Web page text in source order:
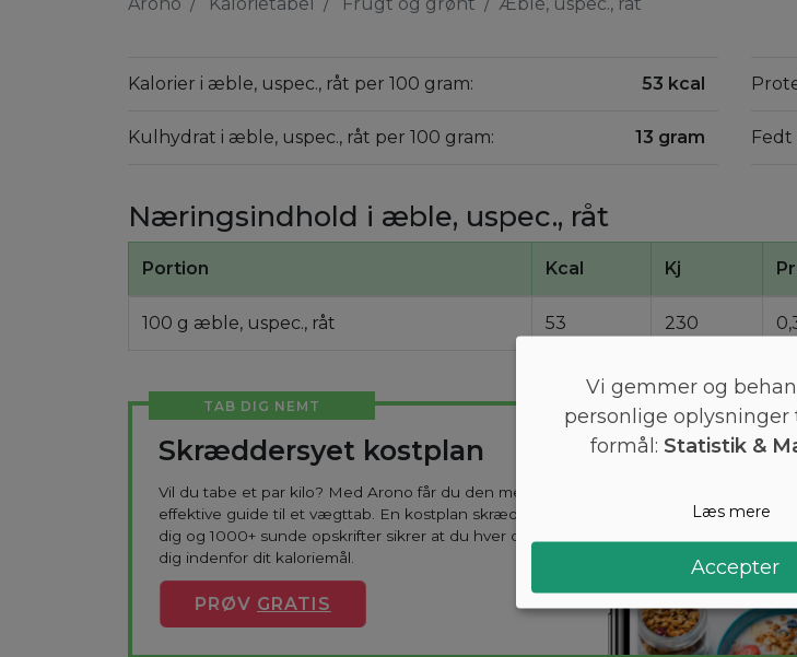
Kalorier i æble, uspec., råt per 100 gram: 53 kcal
Kulhydrat i æble, uspec., råt per 100 gram: 13 gram Fedt
Næringsindhold i æble, uspec., råt
Portion Kcal Kj
100 g æble, uspec., råt 53 230
TAB DIG NEMT
Skræddersyet kostplan
Vil du tabe et par kilo? Med Arono får du den mest
effektive guide til et vægttab. En kostplan skræddersyes til
dig og 1000+ sunde opskrifter sikrer at du hver dag holder
dig indenfor dit kaloriemål.
PRØV GRATIS
Vi gemmer og
personlige oplysninger
formål: Statistik &
Læs mere
Accepter